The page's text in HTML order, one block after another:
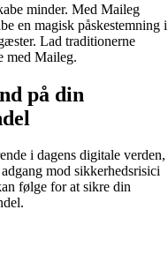
minder. Med Maileg
en magisk påskestemning i
Lad traditionerne
med Maileg.
på din
i dagens digitale verden,
mod sikkerhedsrisici
følge for at sikre din